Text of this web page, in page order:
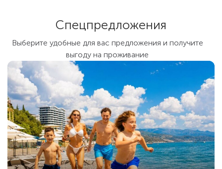
Спецпредложения
Выберите удобные для вас предложения и получите
выгоду на проживание